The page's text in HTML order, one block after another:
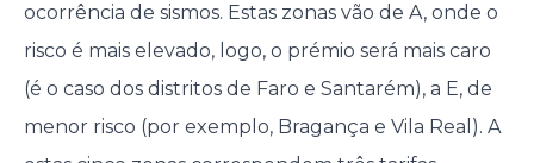
ocorrência de sismos. Estas zonas vão de A, onde o
risco é mais elevado, logo, o prémio será mais caro
(é o caso dos distritos de Faro e Santarém), a E, de
menor risco (por exemplo, Bragança e Vila Real). A